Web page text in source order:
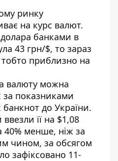
ринку
на курс валют.
банками в
43 грн/$, то зараз
приблизно на
валюту можна
за показниками
до України.
її на $1,08
менше, ніж за
чином, за обсягом
зафіксовано 11-